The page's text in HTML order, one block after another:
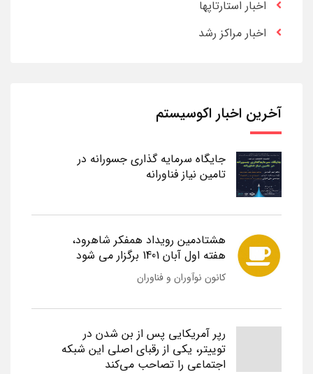
اخبار استارتاپها
اخبار مراکز رشد
آخرین اخبار اکوسیستم
جایگاه سرمایه گذاری جسورانه در
تامین نیاز فناورانه
هشتادمین رویداد همفکر شاهرود،
هفته اول آبان 1401 برگزار می شود
کانون نوآوران و فناوران
رپر آمریکایی پس از بن شدن در
توییتر، یکی از رقبای اصلی این شبکه
اجتماعی را تصاحب می‌کند